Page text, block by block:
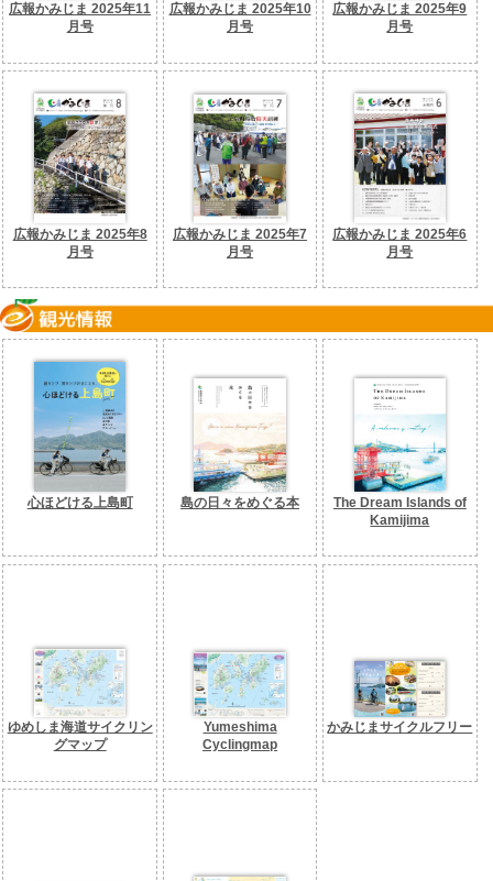
広報かみじま 2025年11
月号
広報かみじま 2025年10
月号
広報かみじま 2025年9
月号
広報かみじま 2025年8
月号
広報かみじま 2025年7
月号
広報かみじま 2025年6
月号
心ほどける上島町 島の日々をめぐる本
The Dream Islands of
Kamijima
ゆめしま海道サイクリン
グマップ
Yumeshima
Cyclingmap
かみじまサイクルフリー